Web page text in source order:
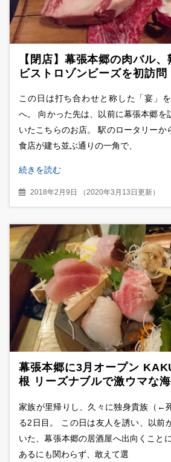
【閉店】幕張本郷の肉バル
ビストロゾンビーズを初訪
この日は打ち合わせと称した「宴」
へ。 向かった先は、以前に幕張本郷を
いたこちらのお店。 駅のロータリーか
食店が建ち並ぶ通りの一角で、
続きを読む
2018年2月9日 （2020年3月13日更新）
幕張本郷に3月オープン
根 リーズナブルで激ウマな
家族が里帰りし、久々に独身貴族（←
る2日目。 この日は友人を誘い、以前
いた、幕張本郷の居酒屋へ出向くこと
あるにも関わらず、敢えて選